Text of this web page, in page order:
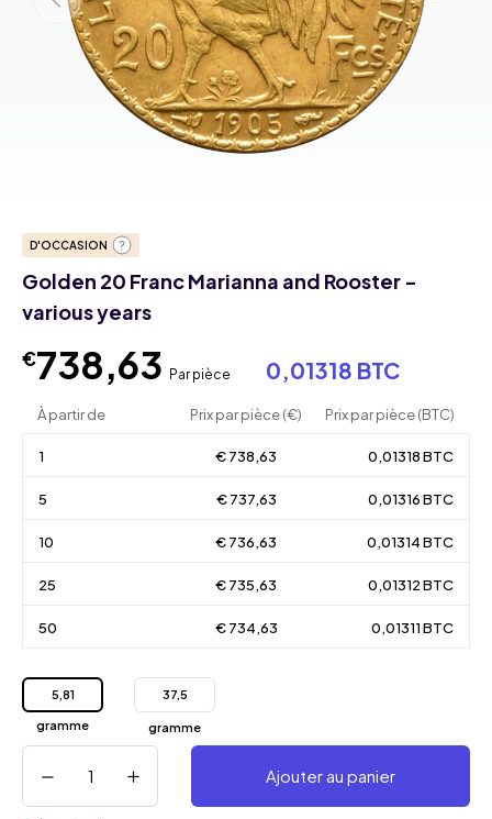
D'OCCASION
Golden 20 Franc Marianna and Rooster -
various years
€738,63 Par pièce 0,01318 BTC
À partir de Prix par pièce (€) Prix par pièce (BTC)
1 € 738,63 0,01318 BTC
5 € 737,63 0,01316 BTC
10 € 736,63 0,01314 BTC
25 € 735,63 0,01312 BTC
50 € 734,63 0,01311 BTC
5,81
gramme
37,5
gramme
Ajouter au panier